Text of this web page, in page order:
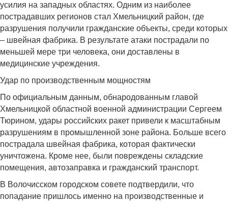
усилия на западных областях. Одним из наиболее
пострадавших регионов стал Хмельницкий район, где
разрушения получили гражданские объекты, среди которых
– швейная фабрика. В результате атаки пострадали по
меньшей мере три человека, они доставлены в
медицинские учреждения.
Удар по производственным мощностям
По официальным данным, обнародованным главой
Хмельницкой областной военной администрации Сергеем
Тюрином, удары российских ракет привели к масштабным
разрушениям в промышленной зоне района. Больше всего
пострадала швейная фабрика, которая фактически
уничтожена. Кроме нее, были повреждены складские
помещения, автозаправка и гражданский транспорт.
В Волочисском городском совете подтвердили, что
попадание пришлось именно на производственные и